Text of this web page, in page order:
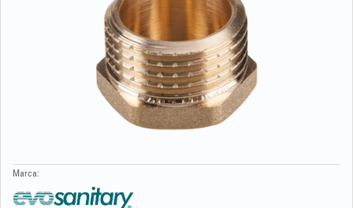
Marca: